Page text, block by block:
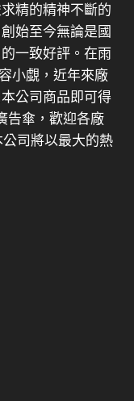
精的精神不斷的
始至今無論是國
一致好評。在雨
小覷，近年來廠
公司商品即可得
告傘，歡迎各廠
司將以最大的熱